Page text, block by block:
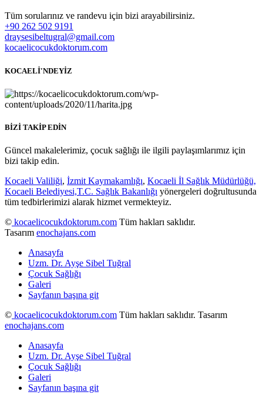
Tüm sorularınız ve randevu için bizi arayabilirsiniz.
+90 262 502 9191
draysesibeltugral@gmail.com
kocaelicocukdoktorum.com
KOCAELİ'NDEYİZ
BİZİ TAKİP EDİN
Güncel makalelerimiz, çocuk sağlığı ile ilgili paylaşımlarımız için
bizi takip edin.
Kocaeli Valiliği, İzmit Kaymakamlığı, Kocaeli İl Sağlık Müdürlüğü,
Kocaeli Belediyesi,T.C. Sağlık Bakanlığı yönergeleri doğrultusunda
tüm tedbirlerimizi alarak hizmet vermekteyiz.
© kocaelicocukdoktorum.com Tüm hakları saklıdır.
Tasarım enochajans.com
Anasayfa
Uzm. Dr. Ayşe Sibel Tuğral
Çocuk Sağlığı
Galeri
Sayfanın başına git
© kocaelicocukdoktorum.com Tüm hakları saklıdır. Tasarım
enochajans.com
Anasayfa
Uzm. Dr. Ayşe Sibel Tuğral
Çocuk Sağlığı
Galeri
Sayfanın başına git